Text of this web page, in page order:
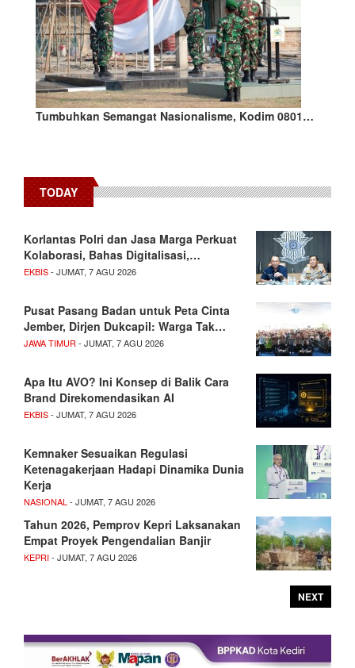
Tumbuhkan Semangat Nasionalisme, Kodim 0801…
TODAY
Korlantas Polri dan Jasa Marga Perkuat
Kolaborasi, Bahas Digitalisasi,…
EKBIS- JUMAT, 7 AGU 2026
Pusat Pasang Badan untuk Peta Cinta
Jember, Dirjen Dukcapil: Warga Tak…
JAWA TIMUR- JUMAT, 7 AGU 2026
Apa Itu AVO? Ini Konsep di Balik Cara
Brand Direkomendasikan AI
EKBIS- JUMAT, 7 AGU 2026
Kemnaker Sesuaikan Regulasi
Ketenagakerjaan Hadapi Dinamika Dunia
Kerja
NASIONAL- JUMAT, 7 AGU 2026
Tahun 2026, Pemprov Kepri Laksanakan
Empat Proyek Pengendalian Banjir
KEPRI- JUMAT, 7 AGU 2026
NEXT